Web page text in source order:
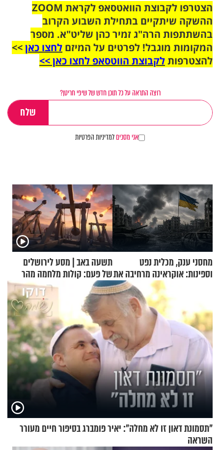
הצטרפו לקבוצת הוואטסאפ לקראת ZOOM
ההשקה שיתקיים בתחילת השבוע הקרוב
בהשתתפות הרה"ג זמיר כהן שליט"א. מספר
המקומות מוגבל! לפרטים על המיזם לחצו כאן>>
להצטרפותלקבוצת הווטסאפ לחצו כאן >>
רוצה התראה על כל תוכן חדש של שיפי חריטן?
אני מסכיםלמדיניות הפרטיות
מחסני ענק, מכלית נפט
וספינות: אוקראינה מרחיבה את
התקיפות בעומק רוסיה
תשעה באב | מסע לירושלים
של פעם: קולות מלחמה מהר
הזיתים
"תסמונת דאון זו לא מחלה": יאיר פומברג בסיפור חיים מעורר
השראה